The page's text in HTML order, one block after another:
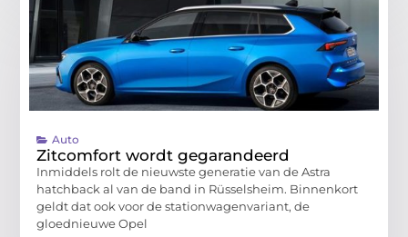
Auto
Zitcomfort wordt gegarandeerd
Inmiddels rolt de nieuwste generatie van de Astra
hatchback al van de band in Rüsselsheim. Binnenkort
geldt dat ook voor de stationwagenvariant, de
gloednieuwe Opel